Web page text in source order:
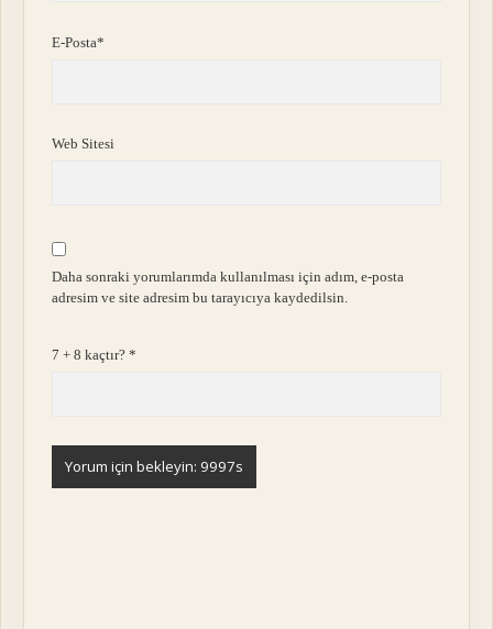
E-Posta*
Web Sitesi
Daha sonraki yorumlarımda kullanılması için adım, e-posta
adresim ve site adresim bu tarayıcıya kaydedilsin.
7 + 8 kaçtır?*